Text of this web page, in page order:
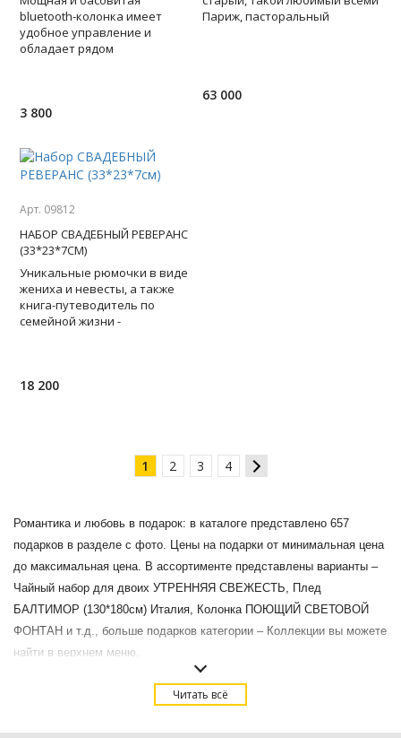
bluetooth-колонка имеет
удобное управление и
обладает рядом
3 800
Париж, пасторальный
63 000
Арт. 09812
НАБОР СВАДЕБНЫЙ РЕВЕРАНС
(33*23*7СМ)
Уникальные рюмочки в виде
жениха и невесты, а также
книга-путеводитель по
семейной жизни -
18 200
1 2 3 4
Романтика и любовь в подарок: в каталоге представлено 657
подарков в разделе с фото. Цены на подарки от минимальная цена
до максимальная цена. В ассортименте представлены варианты –
Чайный набор для двоих УТРЕННЯЯ СВЕЖЕСТЬ, Плед
БАЛТИМОР (130*180см) Италия, Колонка ПОЮЩИЙ СВЕТОВОЙ
ФОНТАН и т.д., больше подарков категории – Коллекции вы можете
найти в верхнем меню.
Купить Романтика и любовь в подарок в Москве с доставкой.
Читать всё